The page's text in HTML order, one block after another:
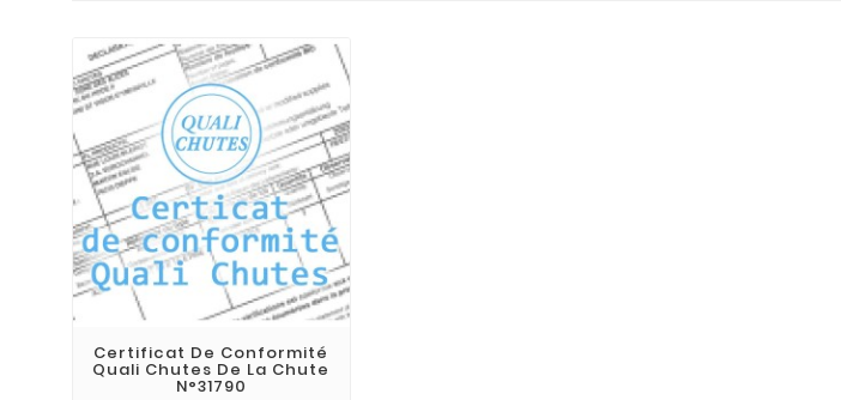
Certificat De Conformité
Quali Chutes De La Chute
N°31790